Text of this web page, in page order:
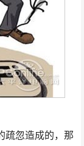
忽造成的，那